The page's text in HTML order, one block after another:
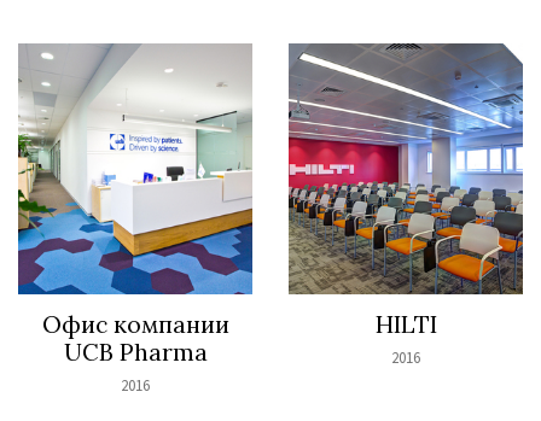
Офис компании
UCB Pharma
2016
HILTI
2016